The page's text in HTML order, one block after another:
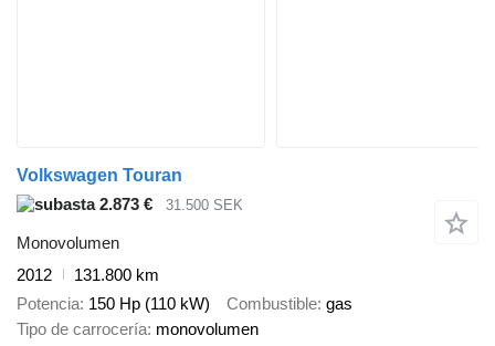
Volkswagen Touran
2.873 €
31.500 SEK
Monovolumen
2012
131.800 km
Potencia 150 Hp (110 kW) Combustible gas
Tipo de carrocería monovolumen